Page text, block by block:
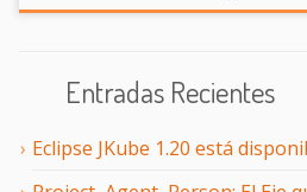
Entradas Recientes
Eclipse JKube 1.20 está